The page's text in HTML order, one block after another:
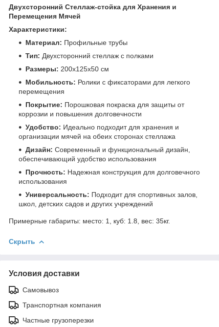
Двухсторонний Стеллаж-стойка для Хранения и
Перемещения Мячей
Характеристики:
Материал: Профильные трубы
Тип: Двухсторонний стеллаж с полками
Размеры: 200х125х50 см
Мобильность: Ролики с фиксаторами для легкого
перемещения
Покрытие: Порошковая покраска для защиты от
коррозии и повышения долговечности
Удобство: Идеально подходит для хранения и
организации мячей на обеих сторонах стеллажа
Дизайн: Современный и функциональный дизайн,
обеспечивающий удобство использования
Прочность: Надежная конструкция для долговечного
использования
Универсальность: Подходит для спортивных залов,
школ, детских садов и других учреждений
Примерные габариты: место: 1, куб: 1.8, вес: 35кг.
Скрыть
Условия доставки
Самовывоз
Транспортная компания
Частные грузоперезки